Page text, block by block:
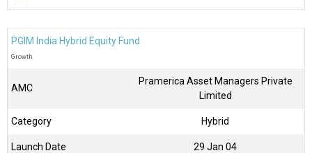
PGIM India Hybrid Equity Fund
Growth
AMC
Pramerica Asset Managers Private
Limited
Category Hybrid
Launch Date 29 Jan 04